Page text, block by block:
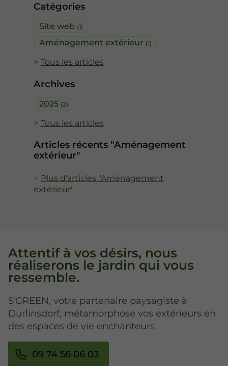
Catégories
Site web (1)
Aménagement extérieur (1)
Tous les articles
Archives
2025 (2)
Tous les articles
Articles récents "Aménagement
extérieur"
Plus d'articles "Aménagement
extérieur"
Attentif à vos désirs, nous
réaliserons le jardin qui vous
ressemble.
S'GREEN, votre partenaire paysagiste à
Durlinsdorf, métamorphose vos extérieurs en
des espaces de vie enchanteurs.
09 74 56 06 03